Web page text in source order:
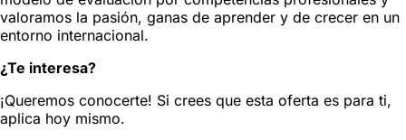
valoramos la pasión, ganas de aprender y de crecer en un
entorno internacional.
¿Te interesa?
¡Queremos conocerte! Si crees que esta oferta es para ti,
aplica hoy mismo.